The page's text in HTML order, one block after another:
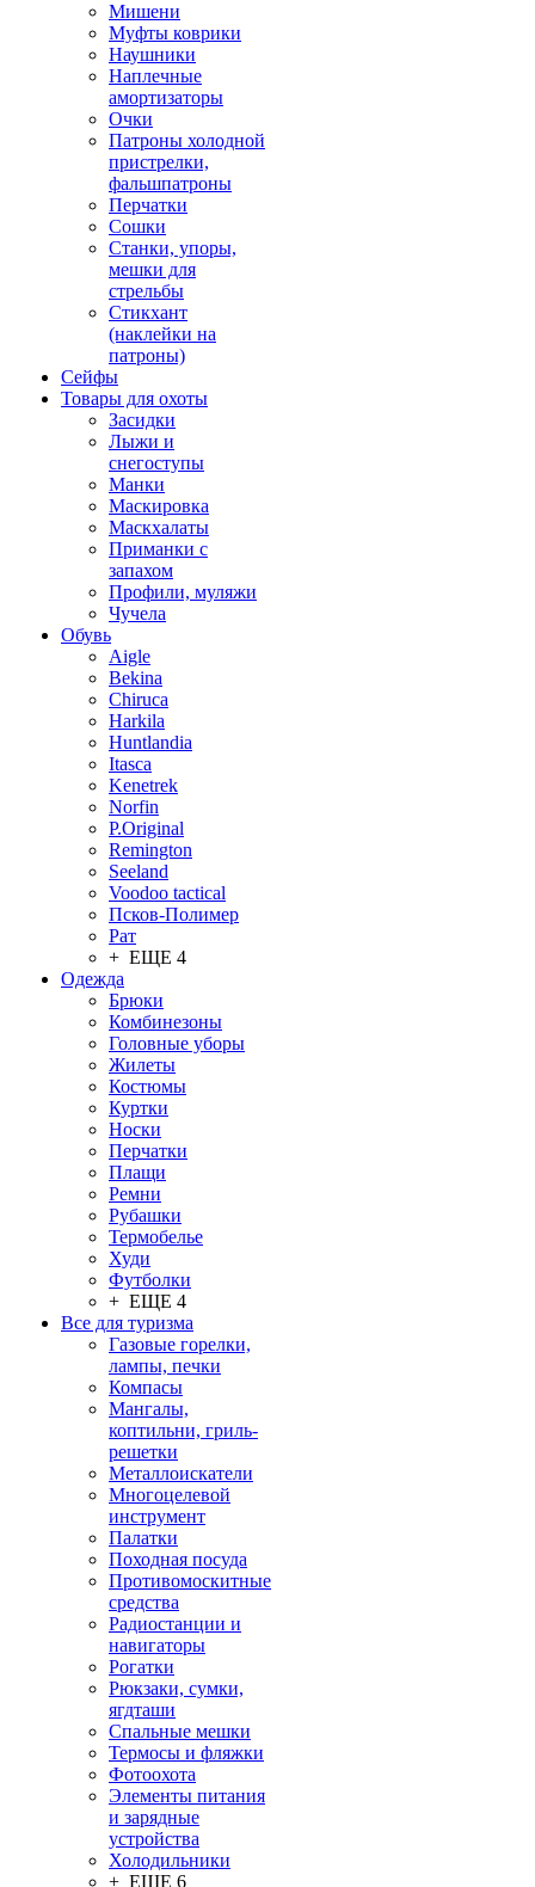
Мишени
Муфты коврики
Наушники
Наплечные
амортизаторы
Очки
Патроны холодной
пристрелки,
фальшпатроны
Перчатки
Сошки
Станки, упоры,
мешки для
стрельбы
Стикхант
(наклейки на
патроны)
Сейфы
Товары для охоты
Засидки
Лыжи и
снегоступы
Манки
Маскировка
Маскхалаты
Приманки с
запахом
Профили, муляжи
Чучела
Обувь
Aigle
Bekina
Chiruсa
Harkila
Huntlandia
Itasca
Kenetrek
Norfin
P.Original
Remington
Seeland
Voodoo tactical
Псков-Полимер
Рат
+ ЕЩЕ 4
Одежда
Брюки
Комбинезоны
Головные уборы
Жилеты
Костюмы
Куртки
Носки
Перчатки
Плащи
Ремни
Рубашки
Термобелье
Худи
Футболки
+ ЕЩЕ 4
Все для туризма
Газовые горелки,
лампы, печки
Компасы
Мангалы,
коптильни, гриль-
решетки
Металлоискатели
Многоцелевой
инструмент
Палатки
Походная посуда
Противомоскитные
средства
Радиостанции и
навигаторы
Рогатки
Рюкзаки, сумки,
ягдташи
Спальные мешки
Термосы и фляжки
Фотоохота
Элементы питания
и зарядные
устройства
Холодильники
+ ЕЩЕ 6